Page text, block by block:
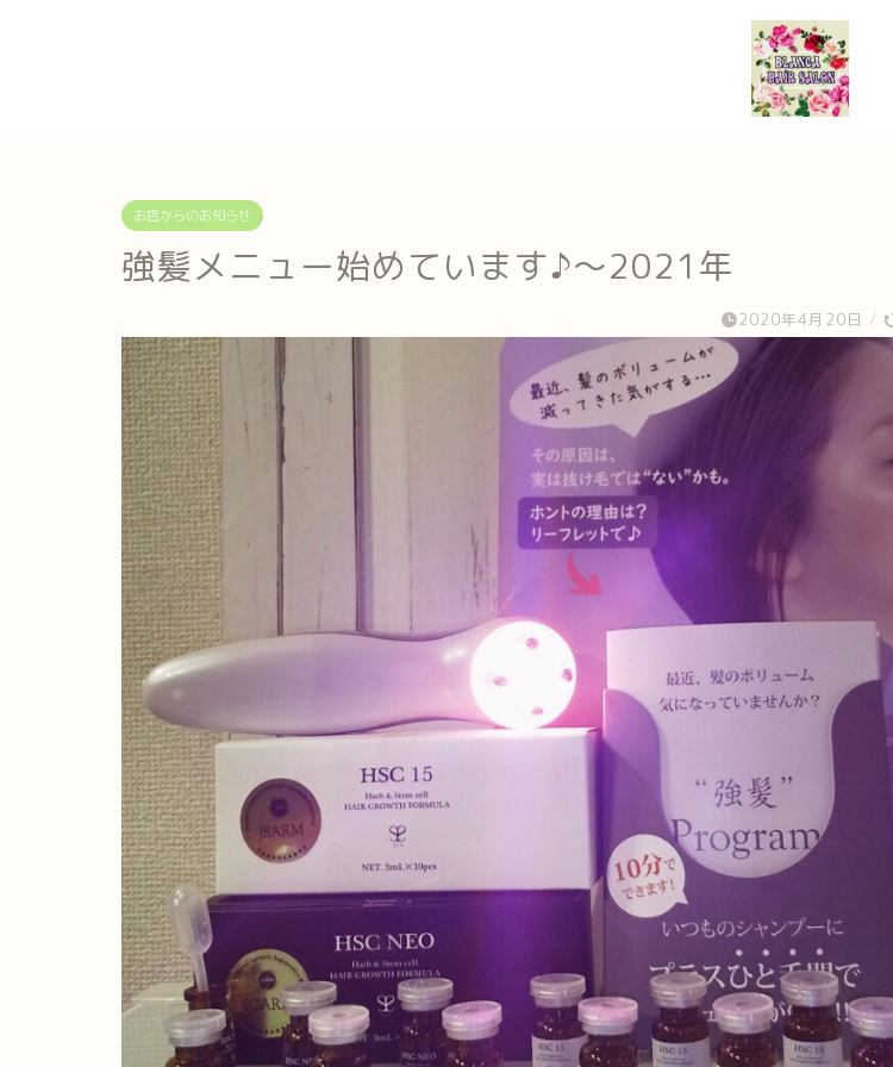
お店からのお知らせ
強髪メニュー始めています♪～2021年
2020年4月20日 /